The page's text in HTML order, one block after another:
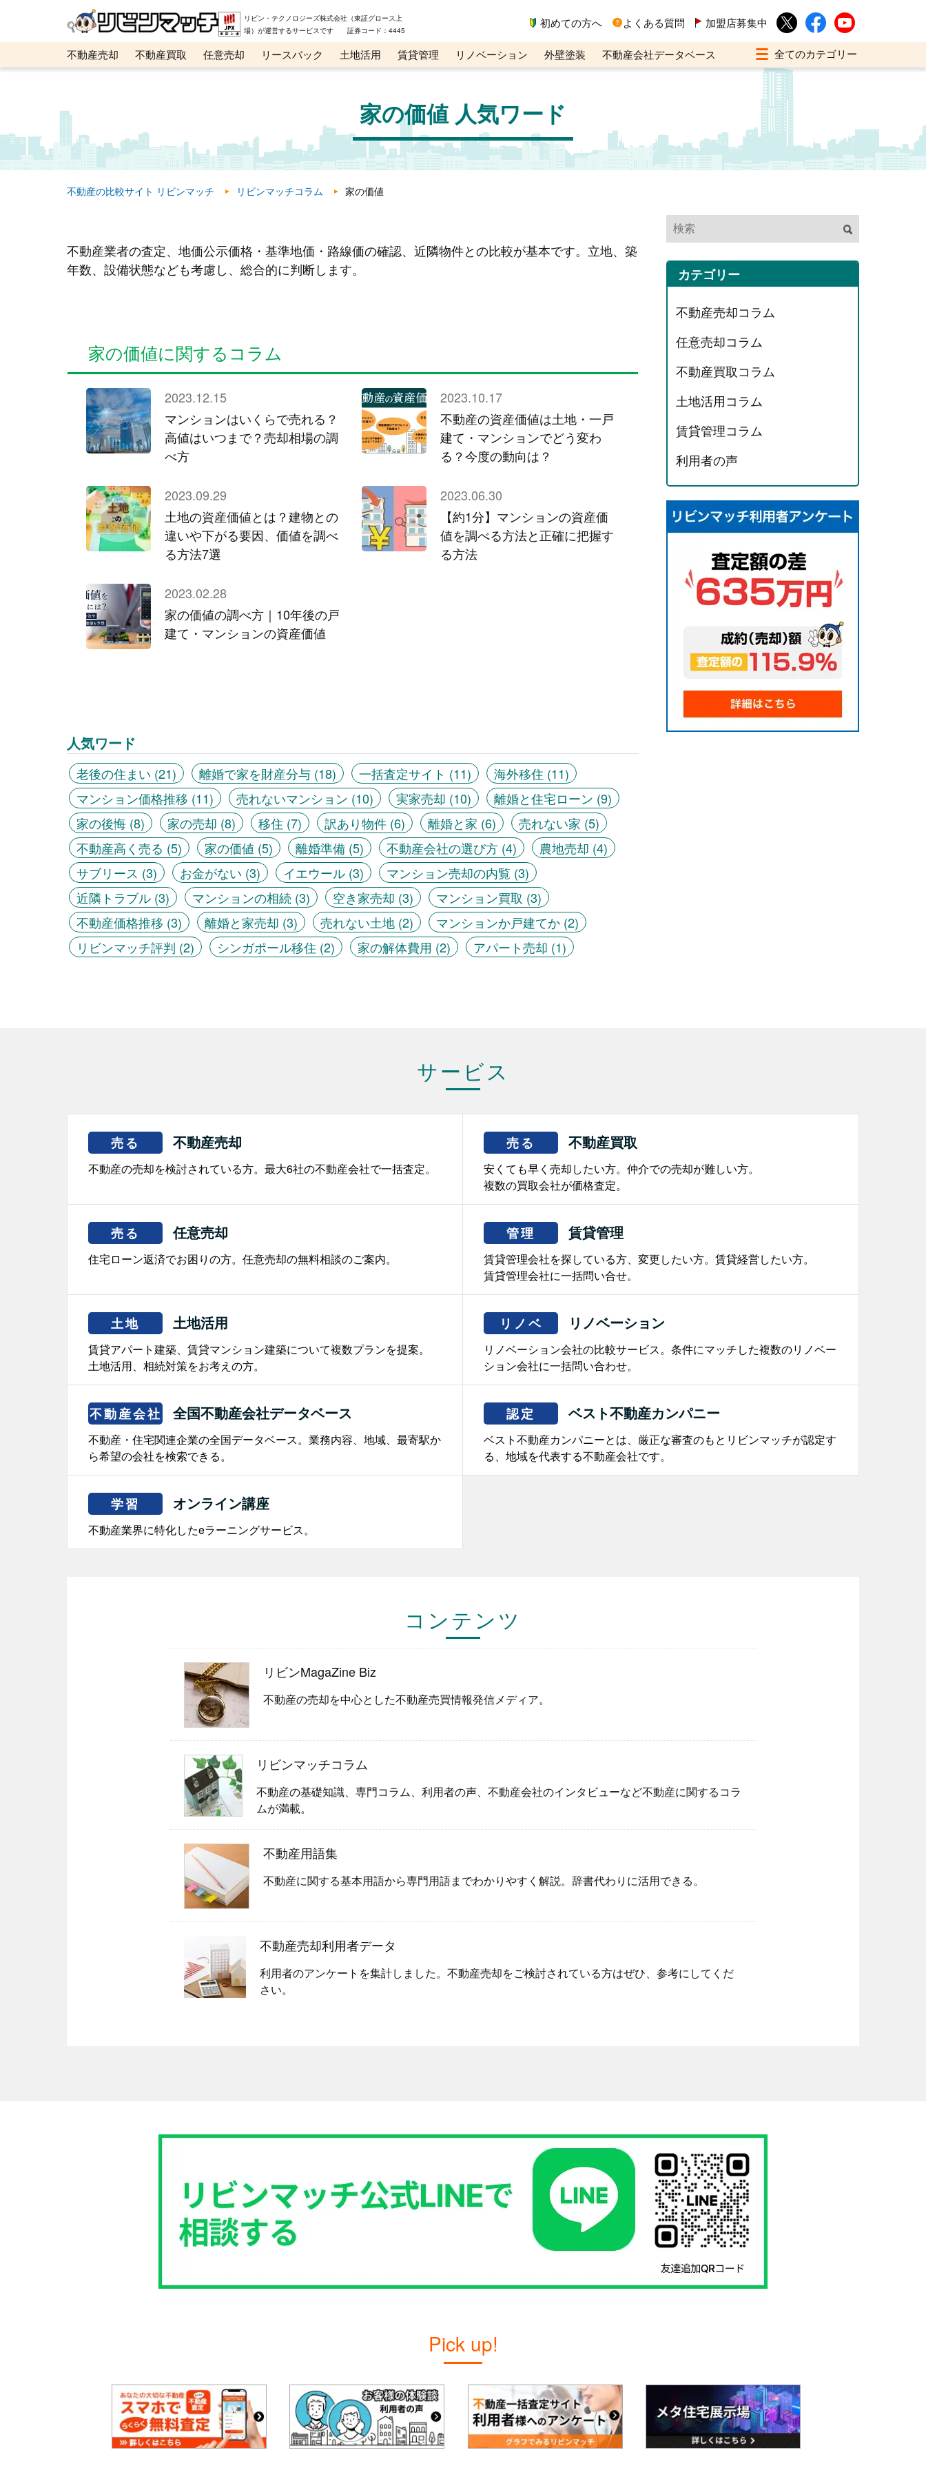
リビン・テクノロジーズ株式会社（東証グロース上
場）が運営するサービスです 証券コード：4445
初めての方へ よくある質問 加盟店募集中
不動産売却 不動産買取 任意売却 リースバック 土地活用 賃貸管理 リノベーション 外壁塗装
不動産会社データベース
メタ住宅展示場
ベスト不動産カンパニー オンライン講座 リビンマガジンBiz
家の価値 人気ワード
不動産の比較サイト リビンマッチ リビンマッチコラム 家の価値
不動産業者の査定、地価公示価格・基準地価・路線価の確認、近隣物件との比較が基本です。立地、築
年数、設備状態なども考慮し、総合的に判断します。
家の価値に関するコラム
2023.12.15
マンションはいくらで売れる？
高値はいつまで？売却相場の調
べ方
2023.10.17
不動産の資産価値は土地・一戸
建て・マンションでどう変わ
る？今度の動向は？
2023.09.29
土地の資産価値とは？建物との
違いや下がる要因、価値を調べ
る方法7選
2023.06.30
【約1分】マンションの資産価
値を調べる方法と正確に把握す
る方法
2023.02.28
家の価値の調べ方｜10年後の戸
建て・マンションの資産価値
人気ワード
老後の住まい (21) 離婚で家を財産分与 (18) 一括査定サイト (11) 海外移住 (11)
マンション価格推移 (11) 売れないマンション (10) 実家売却 (10) 離婚と住宅ローン (9)
家の後悔 (8) 家の売却 (8) 移住 (7) 訳あり物件 (6) 離婚と家 (6) 売れない家 (5)
不動産高く売る (5) 家の価値 (5) 離婚準備 (5) 不動産会社の選び方 (4) 農地売却 (4)
サブリース (3) お金がない (3) イエウール (3) マンション売却の内覧 (3)
近隣トラブル (3) マンションの相続 (3) 空き家売却 (3) マンション買取 (3)
不動産価格推移 (3) 離婚と家売却 (3) 売れない土地 (2) マンションか戸建てか (2)
リビンマッチ評判 (2) シンガポール移住 (2) 家の解体費用 (2) アパート売却 (1)
カテゴリー
不動産売却コラム
任意売却コラム
不動産買取コラム
土地活用コラム
賃貸管理コラム
利用者の声
サービス
売る 不動産売却
不動産の売却を検討されている方。最大6社の不動産会社で一括査定。
売る 不動産買取
安くても早く売却したい方。仲介での売却が難しい方。
複数の買取会社が価格査定。
売る 任意売却
住宅ローン返済でお困りの方。任意売却の無料相談のご案内。
管理 賃貸管理
賃貸管理会社を探している方、変更したい方。賃貸経営したい方。
賃貸管理会社に一括問い合せ。
土地 土地活用
賃貸アパート建築、賃貸マンション建築について複数プランを提案。
土地活用、相続対策をお考えの方。
リノベ リノベーション
リノベーション会社の比較サービス。条件にマッチした複数のリノベー
ション会社に一括問い合わせ。
不動産会社 全国不動産会社データベース
不動産・住宅関連企業の全国データベース。業務内容、地域、最寄駅か
ら希望の会社を検索できる。
認定 ベスト不動産カンパニー
ベスト不動産カンパニーとは、厳正な審査のもとリビンマッチが認定す
る、地域を代表する不動産会社です。
学習 オンライン講座
不動産業界に特化したeラーニングサービス。
コンテンツ
リビンMagaZine Biz
不動産の売却を中心とした不動産売買情報発信メディア。
リビンマッチコラム
不動産の基礎知識、専門コラム、利用者の声、不動産会社のインタビューなど不動産に関するコラ
ムが満載。
不動産用語集
不動産に関する基本用語から専門用語までわかりやすく解説。辞書代わりに活用できる。
不動産売却利用者データ
利用者のアンケートを集計しました。不動産売却をご検討されている方はぜひ、参考にしてくだ
さい。
Pick up!